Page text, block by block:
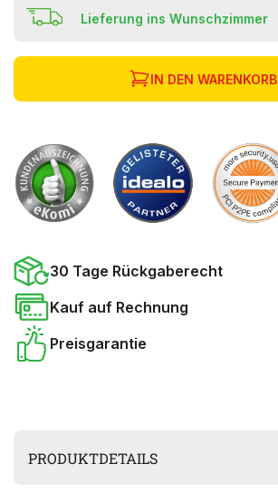
Lieferung ins Wunschzimmer
IN DEN WARENKORB
30 Tage Rückgaberecht
Kauf auf Rechnung
Preisgarantie
PRODUKTDETAILS